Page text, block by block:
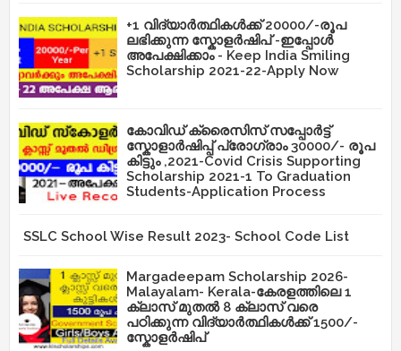
+1 വിദ്യാർത്ഥികൾക്ക് 20000/-രൂപ
ലഭിക്കുന്ന സ്കോളർഷിപ് -ഇപ്പോൾ
അപേക്ഷിക്കാം - Keep India Smiling
Scholarship 2021-22-Apply Now
കോവിഡ് ക്രൈസിസ് സപ്പോർട്ട്
സ്കോളാർഷിപ്പ് പ്രോഗ്രാം 30000/- രൂപ
കിട്ടും ,2021-Covid Crisis Supporting
Scholarship 2021-1 To Graduation
Students-Application Process
SSLC School Wise Result 2023- School Code List
Margadeepam Scholarship 2026-
Malayalam- Kerala-കേരളത്തിലെ 1
ക്ലാസ് മുതൽ 8 ക്ലാസ് വരെ
പഠിക്കുന്ന വിദ്യാർത്ഥികൾക്ക് 1500/-
സ്കോളർഷിപ്